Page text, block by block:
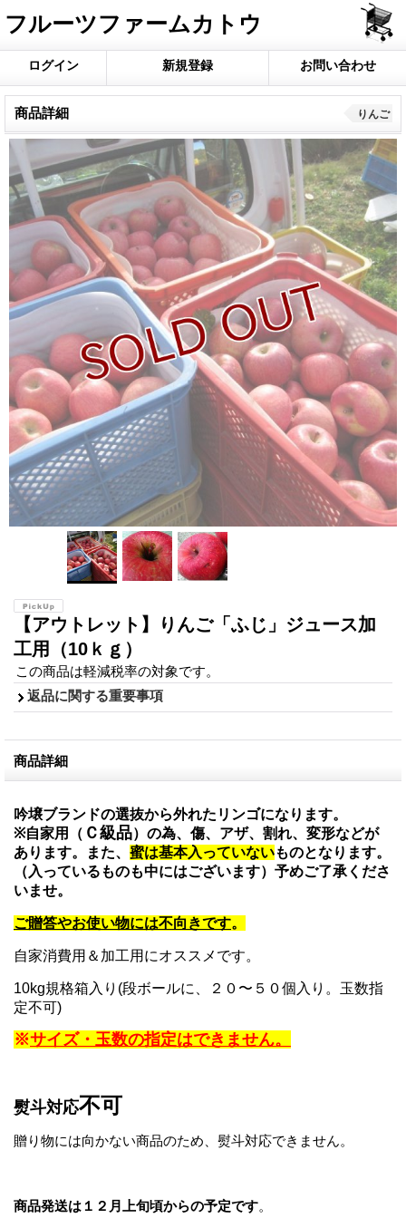
フルーツファームカトウ
ログイン 新規登録 お問い合わせ
商品詳細 りんご
【アウトレット】りんご「ふじ」ジュース加
工用（10ｋｇ）
この商品は軽減税率の対象です。
返品に関する重要事項
商品詳細
吟壌ブランドの選抜から外れたリンゴになります。
※自家用（ Ｃ級品）の為、傷、アザ、割れ、変形などが
あります。
また、 蜜は基本入っていないものとなります。
（入っているものも中にはございます）予めご了承くださ
いませ。
ご贈答やお使い物には不向きです。
自家消費用＆加工用にオススメです。
10kg規格箱入り(段ボールに、２０〜５０個入り。玉数指
定不可)
※サイズ・玉数の指定はできません。
熨斗対応不可
贈り物には向かない商品のため、熨斗対応できません。
商品発送は１２月上旬頃からの予定です。